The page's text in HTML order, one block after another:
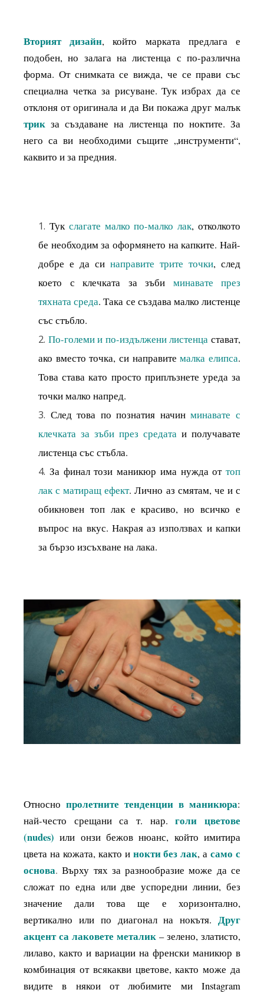
Вторият дизайн, който марката предлага е
подобен, но залага на листенца с по-различна
форма. От снимката се вижда, че се прави със
специална четка за рисуване. Тук избрах да се
отклоня от оригинала и да Ви покажа друг малък
трик за създаване на листенца по ноктите. За
него са ви необходими същите „инструменти“,
каквито и за предния.
Тук слагате малко по-малко лак, отколкото
бе необходим за оформянето на капките. Най-
добре е да си направите трите точки, след
което с клечката за зъби минавате през
тяхната среда. Така се създава малко листенце
със стъбло.
По-големи и по-издължени листенца стават,
ако вместо точка, си направитемалка елипса.
Това става като просто приплъзнете уреда за
точки малко напред.
След това по познатия начинминавате с
клечката за зъби през средата и получавате
листенца със стъбла.
За финал този маникюр има нужда от топ
лак с матиращ ефект. Лично аз смятам, че и с
обикновен топ лак е красиво, но всичко е
въпрос на вкус. Накрая аз използвах и капки
за бързо изсъхване на лака.
Относно пролетните тенденции в маникюра:
най-често срещани са т. нар.
голи цветове
(nudes)или онзи бежов нюанс, който имитира
цвета на кожата, както и нокти без лак, а само с
основа.Върху тях за разнообразие може да се
сложат по една или две успоредни линии, без
значение дали това ще е хоризонтално,
вертикално или по диагонал на нокътя. Друг
акцент са лаковете металик – зелено, златисто,
лилаво, както и вариации на френски маникюр в
комбинация от всякакви цветове, както може да
видите в някои от любимите ми Instagram